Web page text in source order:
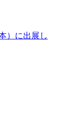
）に出展し